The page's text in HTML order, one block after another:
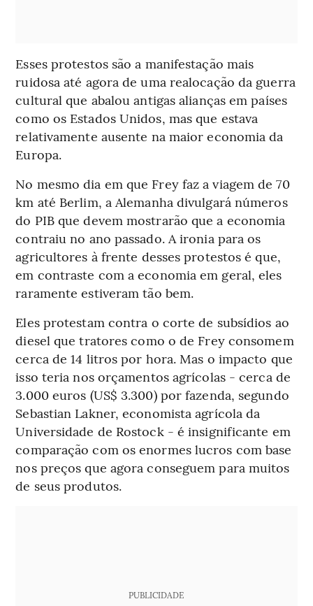
Esses protestos são a manifestação mais
ruidosa até agora de uma realocação da guerra
cultural que abalou antigas alianças em países
como os Estados Unidos, mas que estava
relativamente ausente na maior economia da
Europa.
No mesmo dia em que Frey faz a viagem de 70
km até Berlim, a Alemanha divulgará números
do PIB que devem mostrarão que a economia
contraiu no ano passado. A ironia para os
agricultores à frente desses protestos é que,
em contraste com a economia em geral, eles
raramente estiveram tão bem.
Eles protestam contra o corte de subsídios ao
diesel que tratores como o de Frey consomem
cerca de 14 litros por hora. Mas o impacto que
isso teria nos orçamentos agrícolas - cerca de
3.000 euros (US$ 3.300) por fazenda, segundo
Sebastian Lakner, economista agrícola da
Universidade de Rostock - é insignificante em
comparação com os enormes lucros com base
nos preços que agora conseguem para muitos
de seus produtos.
PUBLICIDADE